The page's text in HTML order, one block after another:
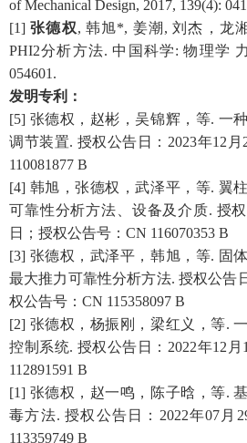
of Mechanical Design, 2017, 139(4):
[1] 张德权, 韩旭*, 姜潮,刘杰，龙
PHI2分析方法. 中国科学: 物理学
054601.
发明专利 ：
[5] 张德权，赵彬，吴锦辉， 等. 一
调节装置. 授权公告日：2023年12
110081877 B
[4] 韩旭，张德权，武泽平， 等. 翼
可靠性分析方法、设备及介质. 授权
日； 授权公告号：CN 116070353 B
[3] 张德权，武泽平，韩旭， 等. 固
最大推力可靠性分析方法. 授权公告
权公告号：CN 11 5358097 B
[2] 张德权， 杨振刚，梁红义，等.
控制系统. 授权公告日：2022年12月
11 2891591 B
[1] 张德权， 赵一鸣，陈子晗，等.
毒方法. 授权公告日： 2022年07月
113359749 B